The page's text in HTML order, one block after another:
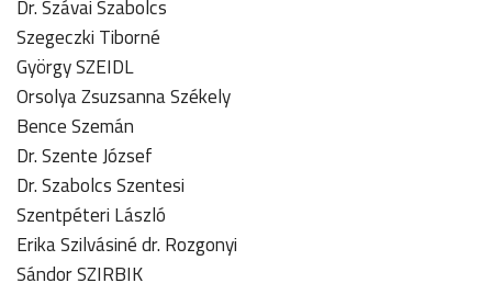
Dr. Szávai Szabolcs
Szegeczki Tiborné
György SZEIDL
Orsolya Zsuzsanna Székely
Bence Szemán
Dr. Szente József
Dr. Szabolcs Szentesi
Szentpéteri László
Erika Szilvásiné dr. Rozgonyi
Sándor SZIRBIK